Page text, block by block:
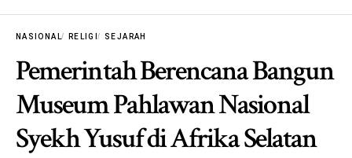
NASIONAL RELIGI SEJARAH
Pemerintah Berencana Bangun
Museum Pahlawan Nasional
Syekh Yusuf di Afrika Selatan